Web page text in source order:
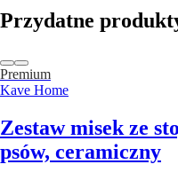
Przydatne
Premium
Kave Home
Zestaw misek ze
psów, ceramiczny